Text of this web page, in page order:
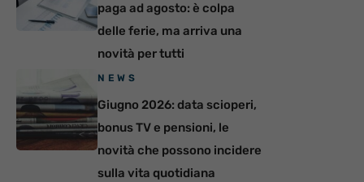
paga ad agosto: è colpa
delle ferie, ma arriva una
novità per tutti
NEWS
Giugno 2026: data scioperi,
bonus TV e pensioni, le
novità che possono incidere
sulla vita quotidiana